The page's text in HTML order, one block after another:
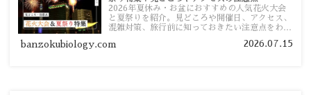
2026年夏休み・お盆におすすめの人気花火大会
と夏祭りを紹介。見どころや開催日、アクセス、
混雑対策、旅行前に知っておきたい注意点をわか
banzokubiology.com 2026.07.15